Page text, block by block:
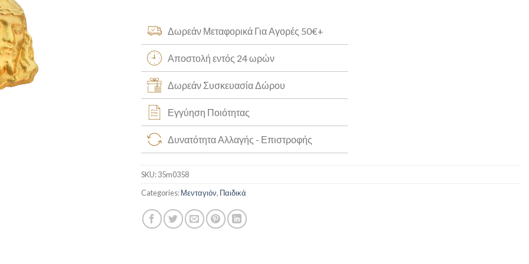
Δωρεάν Μεταφορικά Για Αγορές 50€+
Αποστολή εντός 24 ωρών
Δωρεάν Συσκευασία Δώρου
Εγγύηση Ποιότητας
Δυνατότητα Αλλαγής - Επιστροφής
SKU:35m0358
Categories:Μενταγιόν, Παιδικά